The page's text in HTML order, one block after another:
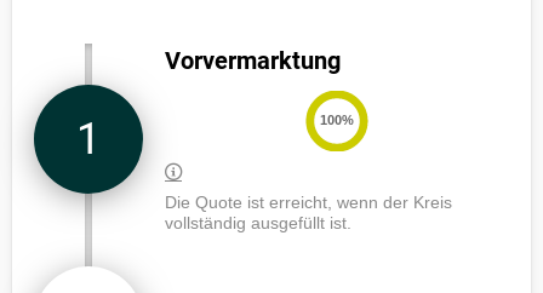
1
Vorvermarktung
100%
Die Quote ist erreicht, wenn der Kreis
vollständig ausgefüllt ist.